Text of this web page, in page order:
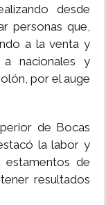
desde
personas que,
a la venta y
a nacionales y
por el auge
de Bocas
la labor y
estamentos de
resultados